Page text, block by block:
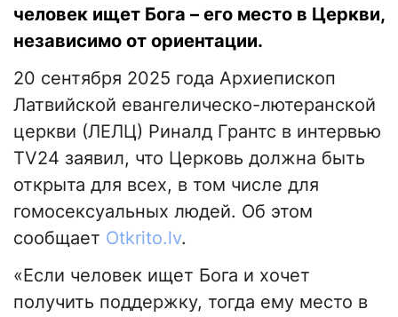
человек ищет Бога – его место в Церкви,
независимо от ориентации.
20 сентября 2025 года Архиепископ
Латвийской евангелическо-лютеранской
церкви (ЛЕЛЦ) Риналд Грантс в интервью
TV24 заявил, что Церковь должна быть
открыта для всех, в том числе для
гомосексуальных людей. Об этом
сообщает Otkrito.lv.
«Если человек ищет Бога и хочет
получить поддержку, тогда ему место в